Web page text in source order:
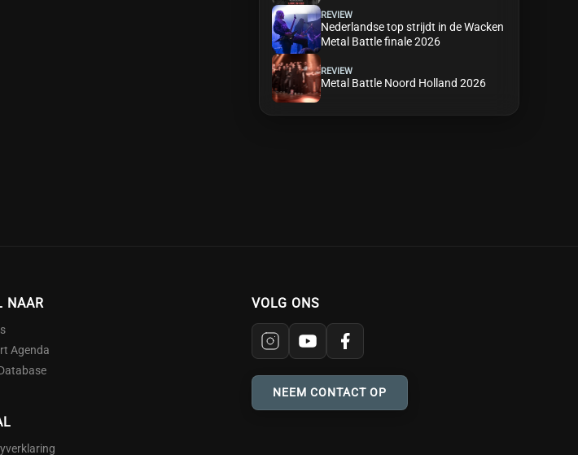
REVIEW
Nederlandse top strijdt in de Wacken
Metal Battle finale 2026
REVIEW
Metal Battle Noord Holland 2026
NAAR
Agenda
VOLG ONS
NEEM CONTACT OP